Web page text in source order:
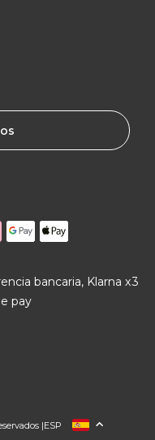
bancaria, Klarna x3
pay
|
FRANCIAESP